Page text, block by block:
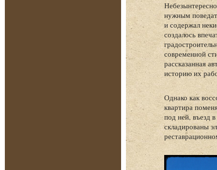
нужным
и содержал
создалось
современной
рассказанная
историю их
Однако как
квартира
под ней, въезд
складированы